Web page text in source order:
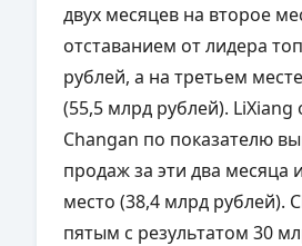
двух месяцев на второе
отставанием от лидера
рублей, а на третьем
(55,5 млрд рублей). LiXiang
Changan по показателю
продаж за эти два месяца
место (38,4 млрд рублей).
пятым с результатом 30